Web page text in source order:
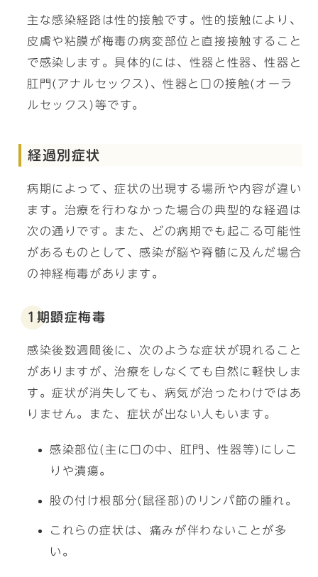
主な感染経路は性的接触です。性的接触により、
皮膚や粘膜が梅毒の病変部位と直接接触すること
で感染します。具体的には、性器と性器、性器と
肛門(アナルセックス)、性器と口の接触(オーラ
ルセックス)等です。
経過別症状
病期によって、症状の出現する場所や内容が違い
ます。治療を行わなかった場合の典型的な経過は
次の通りです。また、どの病期でも起こる可能性
があるものとして、感染が脳や脊髄に及んだ場合
の神経梅毒があります。
1期顕症梅毒
感染後数週間後に、次のような症状が現れること
がありますが、治療をしなくても自然に軽快しま
す。症状が消失しても、病気が治ったわけではあ
りません。また、症状が出ない人もいます。
感染部位(主に口の中、肛門、性器等)にしこ
りや潰瘍。
股の付け根部分(鼠径部)のリンパ節の腫れ。
これらの症状は、痛みが伴わないことが多
い。